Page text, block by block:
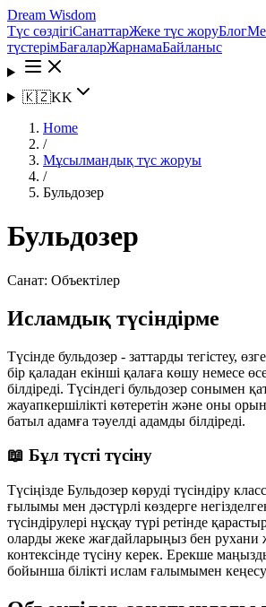
Dream Wisdom
Түс сөздігіСанаттарЖеке түс жоруБлог
түстерімБағаларЖарнамаБайланыс
🇰🇿KK
Home
/
Мұсылмандық түс жоруы
/
Бульдозер
Бульдозер
Санат: Объектілер
Исламдық түсіндірме
Түсінде бульдозер - заттарды тегістеу,
бір қаладан екінші қалаға көшу немесе
білдіреді. Түсіндегі бульдозер сонымен
жауапкершілікті көтеретін және оны
батыл адамға тәуелді адамды білдіреді.
📖 Бұл түсті түсіну
Түсіңізде Бульдозер көруді түсіндіру
ғылымы мен дәстүрлі көздерге
түсіндірулері нұсқау түрі ретінде
оларды жеке жағдайларыңыз бен рухани
контексінде түсіну керек. Ерекше
бойынша білікті ислам ғалымымен